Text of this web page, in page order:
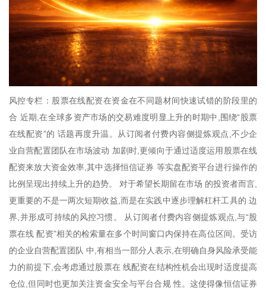
风控专栏：股票在线配资在资金在不同题材间快速试错的阶段里的
合 近期,在全球多资产市场的交易难度明显上升的时期中,围绕“股票
在线配资”的 话题再度升温。从订阅者付费内容侧提炼观点,不少企
业自营配置团队在市场波动 加剧时,更倾向于通过适度运用股票在线
配资来放大资金效率,其中选择恒信证券 等实盘配资平台进行操作的
比例呈现出持续上升的趋势。 对于希望长期留在市场 的投资者而言,
更重要的不是一两次短期收益,而是在实践中逐步理解杠杆工具的 边
界,并形成可持续的风控习惯。 从订阅者付费内容侧提炼观点,与“股
票在线 配资”相关的检索量在多个时间窗口内保持在高位区间。受访
的企业自营配置团队 中,有相当一部分人表示,在明确自身风险承受能
力的前提下,会考虑通过股票在 线配资在结构性机会出现时适度提高
仓位,但同时也更加关注资金安全与平台合规 性。这使得像恒信证券